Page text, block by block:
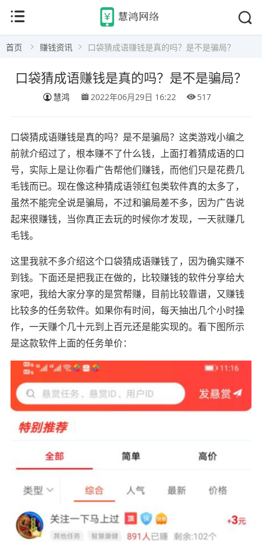
首页 赚钱资讯 口袋猜成语赚钱是真的吗？是不是骗局？
口袋猜成语赚钱是真的吗？是不是骗局？
慧鸿 2022年06月29日 16:22 517
口袋猜成语赚钱是真的吗？是不是骗局？这类游戏小编之
前就介绍过了，根本赚不了什么钱，上面打着猜成语的口
号，实际上是让你看广告帮他们赚钱，而他们只是花费几
毛钱而已。现在像这种猜成语领红包类软件真的太多了，
虽然不能完全说是骗局，不过和骗局差不多，因为广告说
起来很赚钱，当你真正去玩的时候你才发现，一天就赚几
毛钱。
这里我就不多介绍这个口袋猜成语赚钱了，因为确实赚不
到钱。下面还是把我正在做的，比较赚钱的软件分享给大
家吧，我给大家分享的是赏帮赚，目前比较靠谱，又赚钱
比较多的任务软件。如果你有时间，每天抽出几个小时操
作，一天赚个几十元到上百元还是能实现的。看下图所示
是这款软件上面的任务单价：